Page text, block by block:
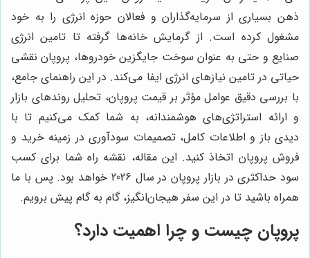
ذهن بسیاری از سرمایه‌گذاران و فعالان حوزه انرژی را به خود
مشغول کرده است. از گرمایش خانه‌ها گرفته تا تامین انرژی
صنایع و حتی به عنوان سوخت جایگزین خودروها، پروپان نقشی
حیاتی در تامین نیازهای انرژی ایفا می‌کند. در این راهنمای جامع،
با بررسی دقیق عوامل مؤثر بر قیمت پروپان، تحلیل روندهای بازار
و ارائه استراتژی‌های هوشمندانه، به شما کمک می‌کنیم تا با
دیدی باز و اطلاعات کامل، تصمیمات سودآوری در زمینه خرید و
فروش پروپان اتخاذ کنید. این مقاله، نقشه راه شما برای کسب
سود حداکثری در بازار پروپان در سال 2026 خواهد بود. پس با ما
همراه باشید تا در این سفر هیجان‌انگیز، گام به گام پیش برویم.
پروپان چیست و چرا اهمیت دارد؟